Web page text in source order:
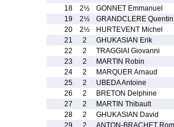
18
2½ GONNET Emmanuel
19
2½ GRANDCLERE Quentin
20
2½ HURTEVENT Michel
21
2 GHUKASIAN Erik
22
2 TRAGGIAI Giovanni
23
2 MARTIN Robin
24
2 MARQUER Arnaud
25
2 UBEDA Antoine
26
2 BRETON Delphine
27
2 MARTIN Thibault
28
2 GHUKASIAN David
29
2 ANTON-BRACHET